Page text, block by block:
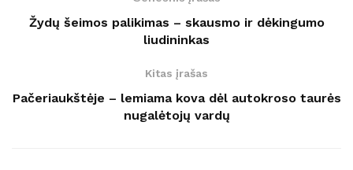
Žydų šeimos palikimas – skausmo ir dėkingumo
liudininkas
Kitas įrašas
Pačeriaukštėje – lemiama kova dėl autokroso taurės
nugalėtojų vardų